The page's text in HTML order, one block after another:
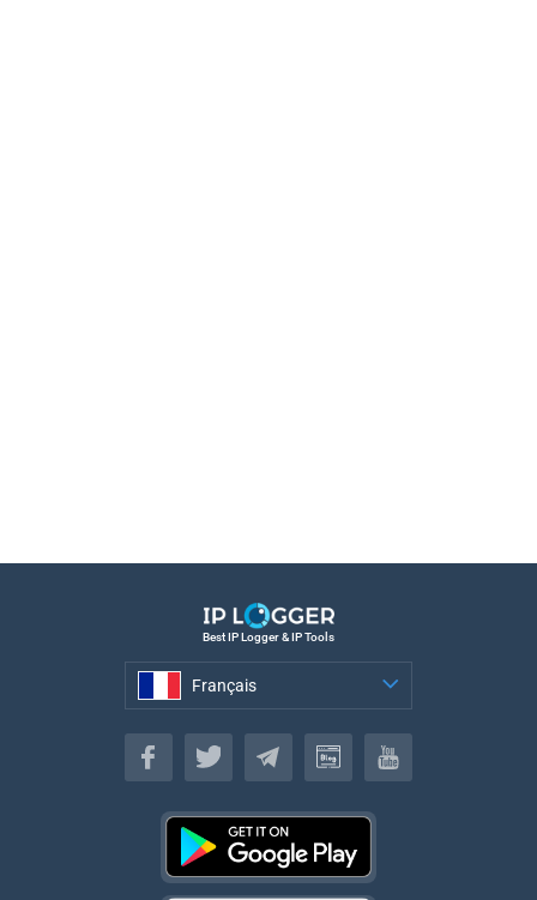
Best IP Logger & IP Tools
Français
Français